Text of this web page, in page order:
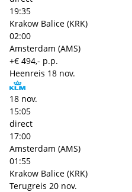
19:35
Krakow Balice (KRK)
02:00
Amsterdam (AMS)
+€ 494,- p.p.
Heenreis 18 nov.
18 nov.
15:05
direct
17:00
Amsterdam (AMS)
01:55
Krakow Balice (KRK)
Terugreis 20 nov.